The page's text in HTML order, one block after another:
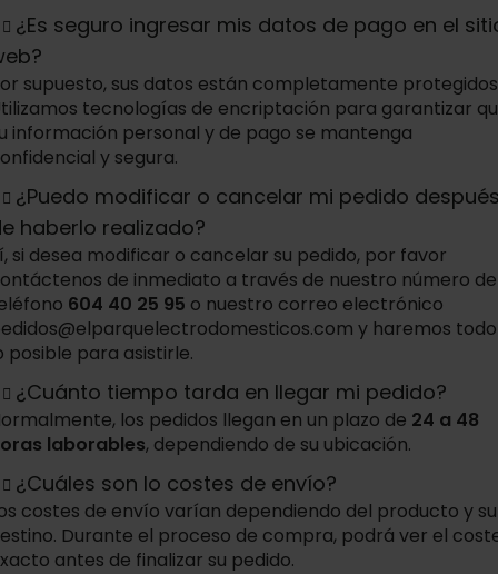
¿Es seguro ingresar mis datos de pago en el
supuesto, sus datos están completamente
tecnologías de encriptación para garantizar
información personal y de pago se mantenga
y segura.
¿Puedo modificar o cancelar mi pedido
haberlo realizado?
si desea modificar o cancelar su pedido, por favor
de inmediato a través de nuestro número de
604 40 25 95 o nuestro correo electrónico
y haremos todo
posible para asistirle.
¿Cuánto tiempo tarda en llegar mi pedido?
los pedidos llegan en un plazo de 24 a 48
laborables, dependiendo de su ubicación.
¿Cuáles son lo costes de envío?
costes de envío varían dependiendo del producto y su
Durante el proceso de compra, podrá ver el
antes de finalizar su pedido.